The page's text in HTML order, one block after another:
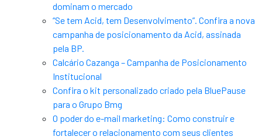
dominam o mercado
“Se tem Acid, tem Desenvolvimento”. Confira a nova
campanha de posicionamento da Acid, assinada
pela BP.
Calcário Cazanga – Campanha de Posicionamento
Institucional
Confira o kit personalizado criado pela BluePause
para o Grupo Bmg
O poder do e-mail marketing: Como construir e
fortalecer o relacionamento com seus clientes